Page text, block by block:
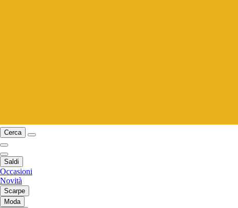
Cerca
Saldi
Occasioni
Novità
Scarpe
Moda